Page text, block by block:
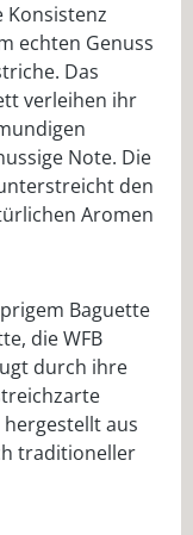
Konsistenz
echten Genuss
Das
verleihen ihr
Note. Die
den
Aromen
Baguette
die WFB
durch ihre
aus
traditioneller